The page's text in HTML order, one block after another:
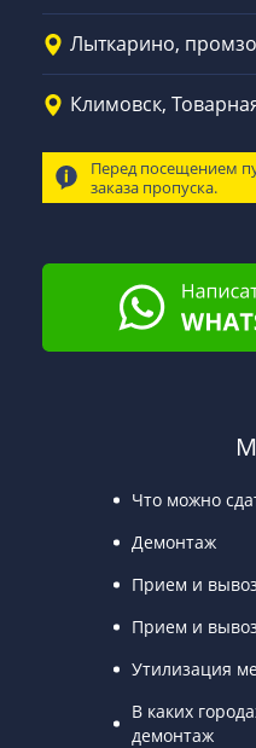
Лыткарино,
Климовск,
Перед посещением
заказа пропуска.
Что можно
Демонтаж
Прием и
Прием и
Утилизация
В каких
демонтаж